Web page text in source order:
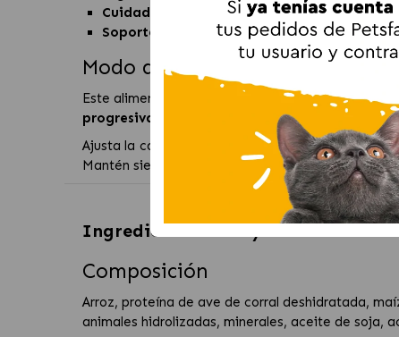
Cuidado dental integral: croquetas con
Soporte urinario:ayuda a crear un entorno
Modo de empleo
Este alimento debe utilizarse bajo
progresiva durante 7–10 días , mezclándolo con
Ajusta la cantidad diaria según elpeso,
Mantén siempre
agua fresca y limpiaa
Ingredientes deRoyal Canin
Composición
Arroz, proteína de ave de corral deshidratada,
animales hidrolizadas, minerales, aceite de soja,